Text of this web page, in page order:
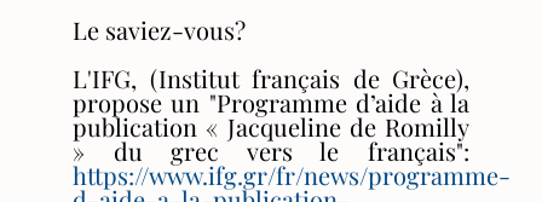
Le saviez-vous?
L'IFG, (Institut français de Grèce),
propose un "Programme d’aide à la
publication « Jacqueline de Romilly
» du grec vers le français":
https://www.ifg.gr/fr/news/programme-